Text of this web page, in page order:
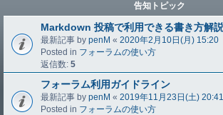
告知トピック
Markdown 投稿で利用できる書き方解説
最新記事 by penM « 2020年2月10日(月) 15:20
Posted in フォーラムの使い方
返信数: 5
フォーラム利用ガイドライン
最新記事 by penM « 2019年11月23日(土) 20:41
Posted in フォーラムの使い方